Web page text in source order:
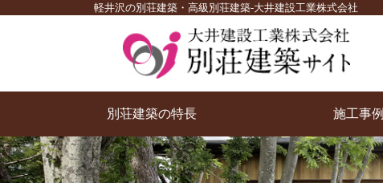
軽井沢の別荘建築・高級別荘建築-大井建設工業株式会社
別荘建築の特長
プランニング力
経費を抑え建物に集中
空間デザイン力
アフターメンテナンス
受け継がれる信頼の証
施工事例